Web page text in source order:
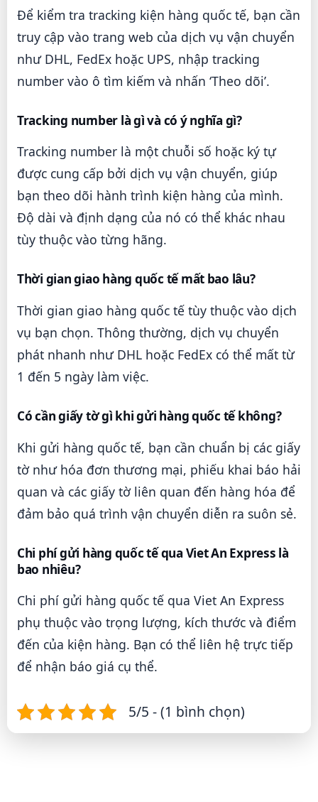
Để kiểm tra tracking kiện hàng quốc tế, bạn cần
truy cập vào trang web của dịch vụ vận chuyển
như DHL, FedEx hoặc UPS, nhập tracking
number vào ô tìm kiếm và nhấn ‘Theo dõi’.
Tracking number là gì và có ý nghĩa gì?
Tracking number là một chuỗi số hoặc ký tự
được cung cấp bởi dịch vụ vận chuyển, giúp
bạn theo dõi hành trình kiện hàng của mình.
Độ dài và định dạng của nó có thể khác nhau
tùy thuộc vào từng hãng.
Thời gian giao hàng quốc tế mất bao lâu?
Thời gian giao hàng quốc tế tùy thuộc vào dịch
vụ bạn chọn. Thông thường, dịch vụ chuyển
phát nhanh như DHL hoặc FedEx có thể mất từ
1 đến 5 ngày làm việc.
Có cần giấy tờ gì khi gửi hàng quốc tế không?
Khi gửi hàng quốc tế, bạn cần chuẩn bị các giấy
tờ như hóa đơn thương mại, phiếu khai báo hải
quan và các giấy tờ liên quan đến hàng hóa để
đảm bảo quá trình vận chuyển diễn ra suôn sẻ.
Chi phí gửi hàng quốc tế qua Viet An Express là
bao nhiêu?
Chi phí gửi hàng quốc tế qua Viet An Express
phụ thuộc vào trọng lượng, kích thước và điểm
đến của kiện hàng. Bạn có thể liên hệ trực tiếp
để nhận báo giá cụ thể.
5/5 - (1 bình chọn)